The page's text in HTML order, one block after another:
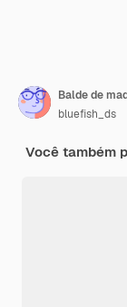
bluefish_ds
Você também